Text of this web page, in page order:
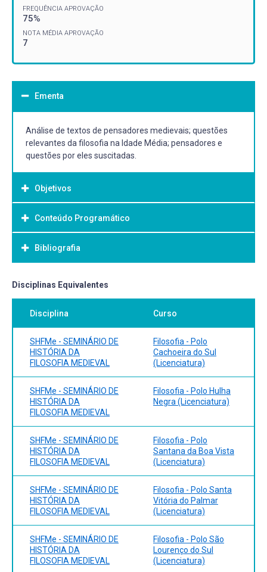
FREQUÊNCIA APROVAÇÃO
75%
NOTA MÉDIA APROVAÇÃO
7
Ementa
Análise de textos de pensadores medievais; questões
relevantes da filosofia na Idade Média; pensadores e
questões por eles suscitadas.
Objetivos
Objetivo Geral:
Estudar um tema (ou autor) ligado ao pensamento
filosófico da Idade Média;
medieval";
Identificar questões relevantes em torno à filosofia da
Conteúdo Programático
Bibliografia
Bibliografia Básica:
SANTOS, Robinson. Introdução à Filosofia. Pelotas: Nepfil
online, 2013. KRAUT, Richard. Aristóteles e a Ética à
Nicômaco. Porto Alegre: Artmed, 2011. KRAUT, Richard.
Platão. Porto Alegre: Artmed, 2011
Bibliografia Complementar:
RACHELS, James. A Coisa Certa a Fazer. Porto Alegre:
Grupo A, 2014. SANT`ANNA, Adonai. O que é um Axioma?
São Paulo: Manole, 2003. MACKENZIE, Lain. Política:
2011. COSENZA, Ramon M. Por que não somos Racionais.
Porto Alegre: Artmed, 2016. BROUGHTON, Janet.
Descartes. Porto Alegre: Artmed, 2011.
Disciplinas Equivalentes
Disciplina Curso
SHFMe - SEMINÁRIO DE
HISTÓRIA DA
FILOSOFIA MEDIEVAL
Filosofia - Polo
Cachoeira do Sul
(Licenciatura)
SHFMe - SEMINÁRIO DE
HISTÓRIA DA
FILOSOFIA MEDIEVAL
Filosofia - Polo Hulha
Negra (Licenciatura)
SHFMe - SEMINÁRIO DE
HISTÓRIA DA
FILOSOFIA MEDIEVAL
Filosofia - Polo
Santana da Boa Vista
(Licenciatura)
SHFMe - SEMINÁRIO DE
HISTÓRIA DA
FILOSOFIA MEDIEVAL
Filosofia - Polo Santa
Vitória do Palmar
(Licenciatura)
SHFMe - SEMINÁRIO DE
HISTÓRIA DA
FILOSOFIA MEDIEVAL
Filosofia - Polo São
Lourenço do Sul
(Licenciatura)